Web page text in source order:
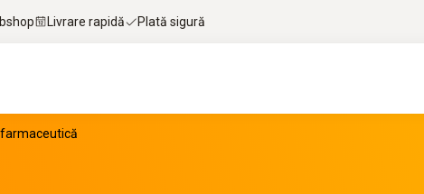
Livrare rapidă Plată sigură